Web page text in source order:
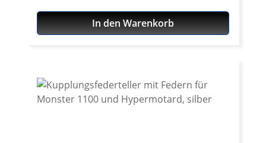
sehen perfekt aus. Verschleissfest und
hochwertig Oberflächeneloxiert. Passend
gold, rot oder blau eloxiert Passende
Federn siehe Zubehör. Made in Germany!
In den Warenkorb